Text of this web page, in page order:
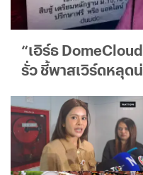
“เอิร์ธ
รั่ว ชี้พาสเวิร์ดหลุด